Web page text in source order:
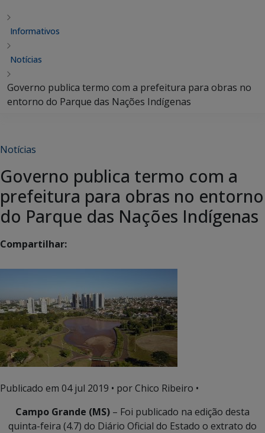
Informativos
Notícias
Governo publica termo com a prefeitura para obras no
entorno do Parque das Nações Indígenas
Notícias
Governo publica termo com a
prefeitura para obras no entorno
do Parque das Nações Indígenas
Compartilhar:
Publicado em 04 jul 2019 • por Chico Ribeiro •
Campo Grande (MS) – Foi publicado na edição desta
quinta-feira (4.7) do Diário Oficial do Estado o extrato do